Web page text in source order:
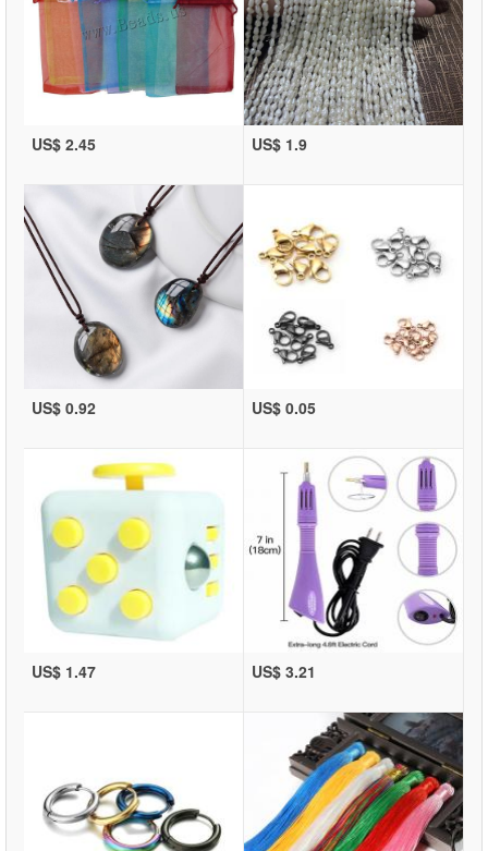
US$ 2.45 US$ 1.9
US$ 0.92 US$ 0.05
US$ 1.47 US$ 3.21